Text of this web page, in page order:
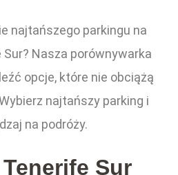
najtańszego parkingu na
Nasza porównywarka
opcje, które nie obciążą
najtańszy parking i
na podróży.
Sur